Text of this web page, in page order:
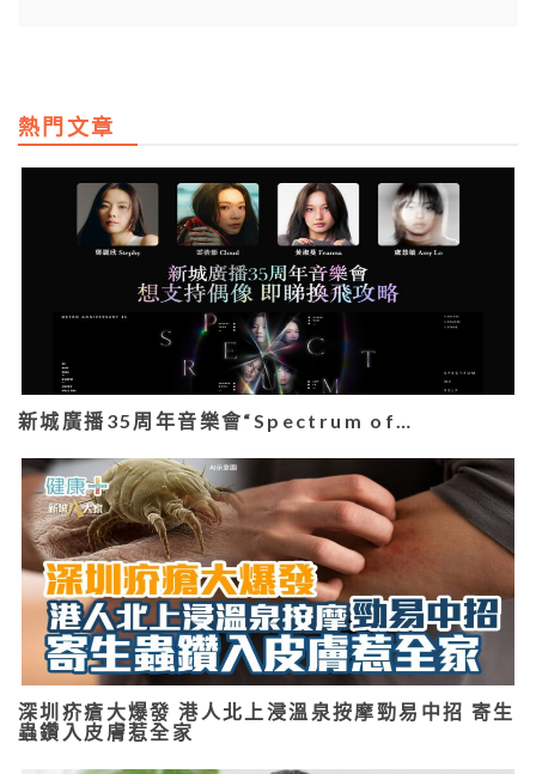
熱門文章
新城廣播35周年音樂會“Spectrum of…
深圳疥瘡大爆發 港人北上浸溫泉按摩勁易中招 寄生
蟲鑽入皮膚惹全家